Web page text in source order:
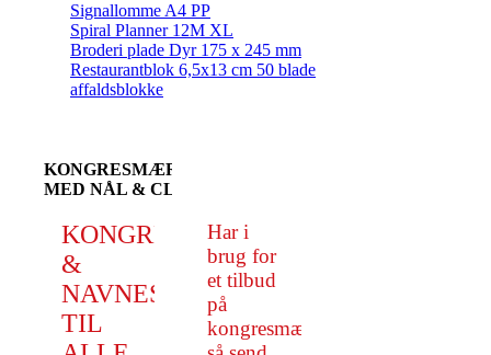
Signallomme A4 PP
Spiral Planner 12M XL
Broderi plade Dyr 175 x 245 mm
Restaurantblok 6,5x13 cm 50 blade
affaldsblokke
KONGRESMÆRKER
MED NÅL & CLIPS
KONGRESMÆRKER
&
NAVNESKILTE
TIL
Har i
brug for
et tilbud
på
kongresmærker,